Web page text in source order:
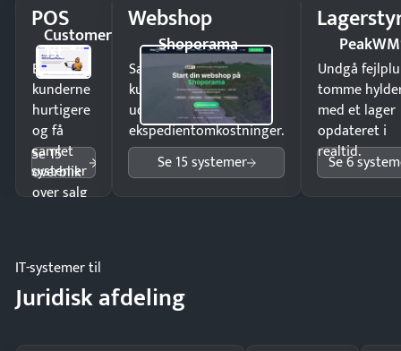
POS
Customer
1st
Ekspedér
kunderne
hurtigere
og få
samlet
overblik
over salg
Se 15
systemer
Webshop
Shoporama
Sælg produkter 24/7 til
kunder i hele landet
uden
ekspedientomkostninger.
Se 15 systemer
Undgå
tomme
med et lager
opdateret i
realtid.
Se 6
IT-systemer til
Juridisk afdeling